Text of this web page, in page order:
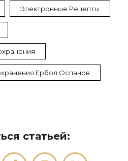
Электронные Рецепты
Ербол Оспанов
статьей: